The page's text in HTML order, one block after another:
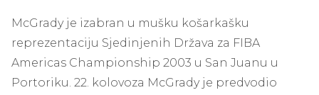
McGrady je izabran u mušku košarkašku
reprezentaciju Sjedinjenih Država za FIBA ​​
Americas Championship 2003 u San Juanu u
Portoriku. 22. kolovoza McGrady je predvodio